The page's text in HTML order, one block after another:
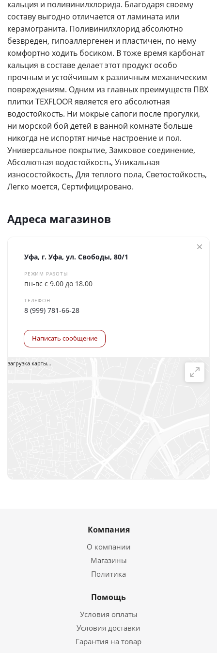
кальция и поливинилхлорида. Благодаря своему
составу выгодно отличается от ламината или
керамогранита. Поливинилхлорид абсолютно
безвреден, гипоаллергенен и пластичен, по нему
комфортно ходить босиком. В тоже время карбонат
кальция в составе делает этот продукт особо
прочным и устойчивым к различным механическим
повреждениям. Одним из главных преимуществ ПВХ
плитки TEXFLOOR является его абсолютная
водостойкость. Ни мокрые сапоги после прогулки,
ни морской бой детей в ванной комнате больше
никогда не испортят ничье настроение и пол.
Универсальное покрытие, Замковое соединение,
Абсолютная водостойкость, Уникальная
износостойкость, Для теплого пола, Светостойкость,
Легко моется, Сертифицировано.
Адреса магазинов
Уфа, г. Уфа, ул. Свободы, 80/1
РЕЖИМ РАБОТЫ
пн-вс с 9.00 до 18.00
ТЕЛЕФОН
8 (999) 781-66-28
Написать сообщение
загрузка карты...
Компания
О компании
Магазины
Политика
Помощь
Условия оплаты
Условия доставки
Гарантия на товар